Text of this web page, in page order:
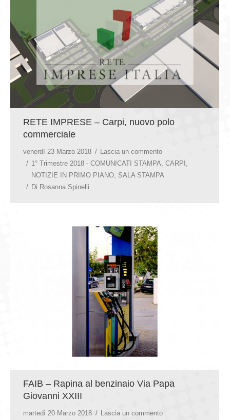
GIOVEDÌ GASTRONOMICI
COMUNICATI E NEWS
CONTATTI
RETE IMPRESE – Carpi, nuovo polo
commerciale
venerdì 23 Marzo 2018
Lascia un commento
1° Trimestre 2018 - COMUNICATI STAMPA CARPI
NOTIZIE IN PRIMO PIANO SALA STAMPA
Di Rosanna Spinelli
FAIB – Rapina al benzinaio Via Papa
Giovanni XXIII
martedì 20 Marzo 2018
Lascia un commento